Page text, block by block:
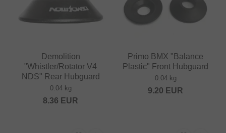
Demolition
"Whistler/Rotator V4
NDS" Rear Hubguard
0.04 kg
8.36 EUR
Primo BMX "Balance
Plastic" Front Hubguard
0.04 kg
9.20 EUR